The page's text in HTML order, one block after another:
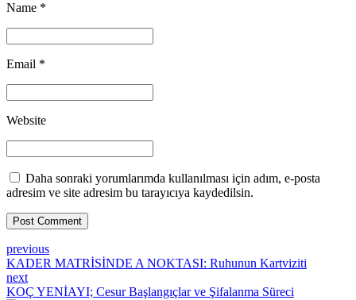
Name *
Email *
Website
Daha sonraki yorumlarımda kullanılması için adım, e-posta
adresim ve site adresim bu tarayıcıya kaydedilsin.
Post Comment
previous
KADER MATRİSİNDE A NOKTASI: Ruhunun Kartviziti
next
KOÇ YENİAYI; Cesur Başlangıçlar ve Şifalanma Süreci